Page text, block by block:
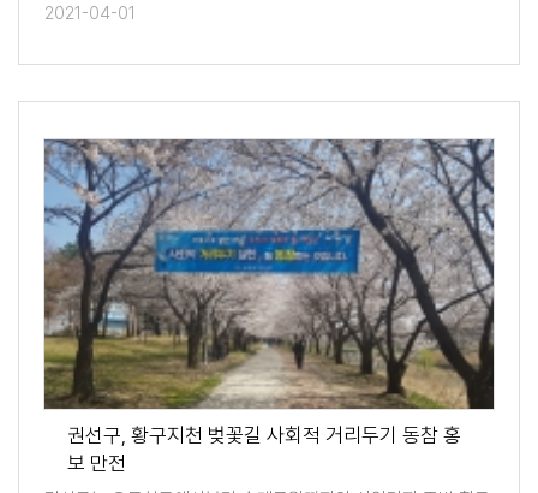
2021-04-01
권선구, 황구지천 벚꽃길 사회적 거리두기 동참 홍
보 만전